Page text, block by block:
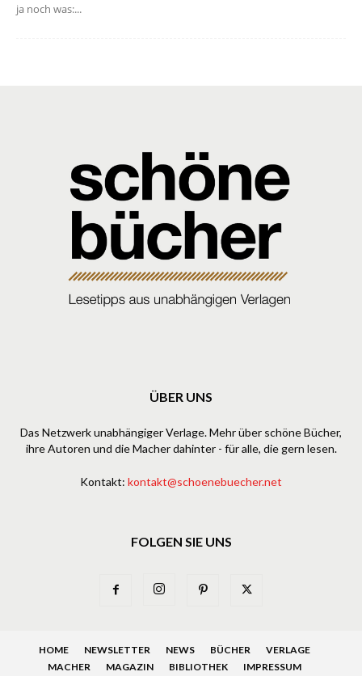
ja noch was:...
ÜBER UNS
Das Netzwerk unabhängiger Verlage. Mehr über schöne Bücher,
ihre Autoren und die Macher dahinter - für alle, die gern lesen.
Kontakt: kontakt@schoenebuecher.net
FOLGEN SIE UNS
HOME NEWSLETTER NEWS BÜCHER
VERLAGE
MACHER
MAGAZIN BIBLIOTHEK
IMPRESSUM